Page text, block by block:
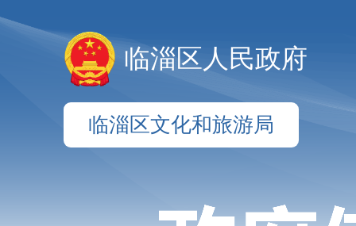
临淄区人民政府
临淄区文化和旅游局